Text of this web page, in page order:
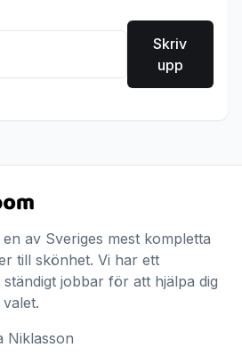
Skriv
upp
av Sveriges mest kompletta
till skönhet. Vi har ett
jobbar för att hjälpa dig
Niklasson